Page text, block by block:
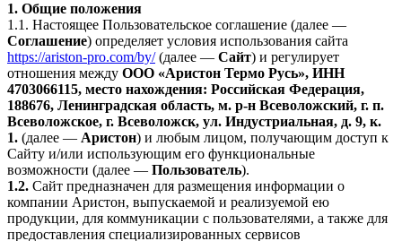
1. Общие положения
1.1. Настоящее Пользовательское соглашение (далее —
Соглашение) определяет условия использования сайта
https://ariston-pro.com/by/(далее — Сайт) и регулирует
отношения между ООО «Аристон Термо Русь», ИНН
4703066115, место нахождения: Российская Федерация,
188676, Ленинградская область, м. р-н Всеволожский, г. п.
Всеволожское, г. Всеволожск, ул. Индустриальная, д. 9, к.
1. (далее — Аристон) и любым лицом, получающим доступ к
Сайту и/или использующим его функциональные
возможности (далее — Пользователь).
1.2. Сайт предназначен для размещения информации о
компании Аристон, выпускаемой и реализуемой ею
продукции, для коммуникации с пользователями, а также для
предоставления специализированных сервисов